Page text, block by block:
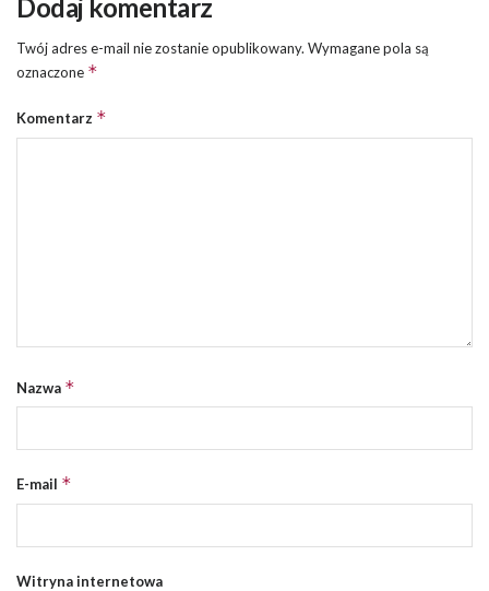
Dodaj komentarz
Twój adres e-mail nie zostanie opublikowany. Wymagane pola są
oznaczone *
Komentarz *
Nazwa *
E-mail *
Witryna internetowa